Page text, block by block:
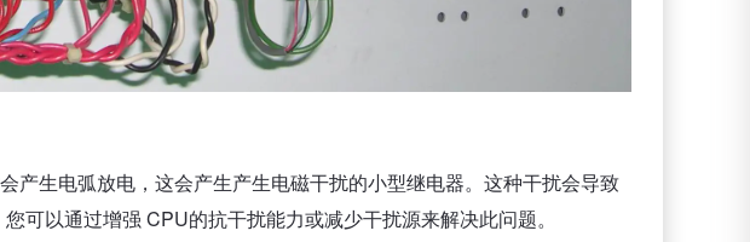
产生电弧放电，这会产生产生电磁干扰的小型继电器。这种干扰会导致
可以通过增强 CPU的抗干扰能力或减少干扰源来解决此问题。